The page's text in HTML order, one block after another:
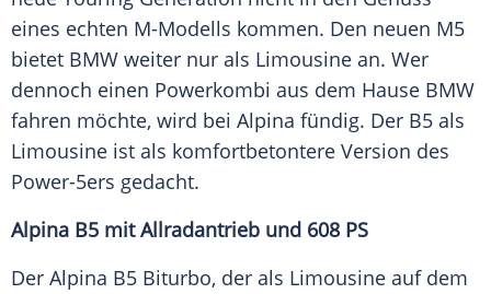
eines echten M-Modells kommen. Den neuen M5
bietet BMW weiter nur als Limousine an. Wer
dennoch einen Powerkombi aus dem Hause BMW
fahren möchte, wird bei Alpina fündig. Der B5 als
Limousine ist als komfortbetontere Version des
Power-5ers gedacht.
Alpina B5 mitAllradantrieb und 608 PS
Der Alpina B5 Biturbo, der als Limousine auf dem